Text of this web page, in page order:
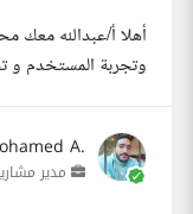
أهلا أ/عبدالله معك
وتجربة المستخدم و
A.
مدير